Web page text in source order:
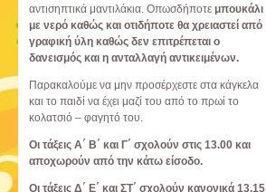
αντισηπτικά μαντιλάκια. Οπωσδήποτε μπουκάλι
με νερό καθώς και οτιδήποτε θα χρειαστεί από
γραφική ύλη καθώς δεν επιτρέπεται ο
δανεισμός και η ανταλλαγή αντικειμένων.
Παρακαλούμε να μην προσέρχεστε στα κάγκελα
και το παιδί να έχει μαζί του από το πρωί το
κολατσιό – φαγητό του.
Οι τάξεις Α΄ Β΄ και Γ΄ σχολούν στις 13.00 και
αποχωρούν από την κάτω είσοδο.
Οι τάξεις Δ΄ Ε΄ και ΣΤ΄ σχολούν κανονικά 13.15